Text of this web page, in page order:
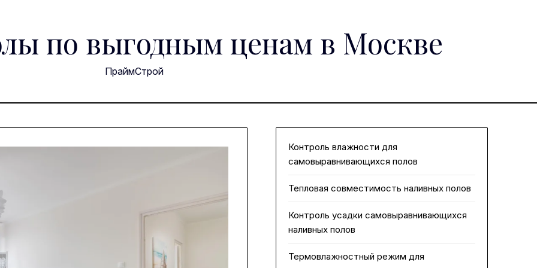
по выгодным ценам в Москве
ПраймСтрой
Контроль влажности для
самовыравнивающихся полов
Тепловая совместимость наливных полов
Контроль усадки самовыравнивающихся
наливных полов
Термовлажностный режим для